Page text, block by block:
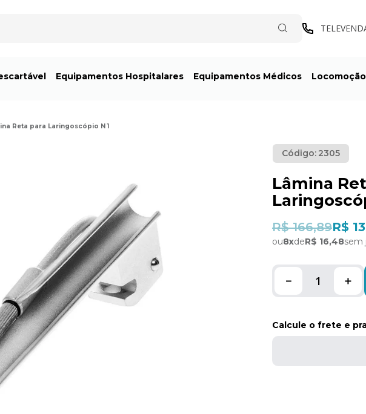
Equipamentos Hospitalares Equipamentos Médicos Locomoção
Reta para Laringoscópio N 1
Código: 2305
Lâmina
R$ 166,89R$
ou8xdeR$ 16,48sem
＋
－
Calcule o frete e